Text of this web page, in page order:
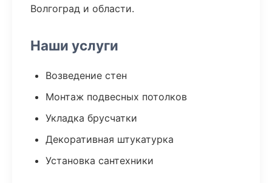
Волгоград и области.
Наши услуги
Возведение стен
Монтаж подвесных потолков
Укладка брусчатки
Декоративная штукатурка
Установка сантехники